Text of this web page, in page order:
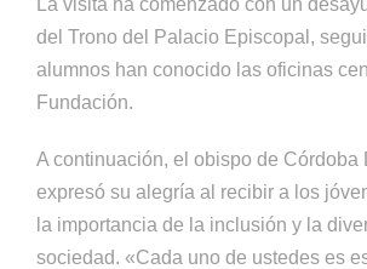
La visita ha comenzado con un
del Trono del Palacio Episcopal,
alumnos han conocido las oficinas
Fundación.
A continuación, el obispo de Córdoba
expresó su alegría al recibir a los
la importancia de la inclusión y la
sociedad. «Cada uno de ustedes es